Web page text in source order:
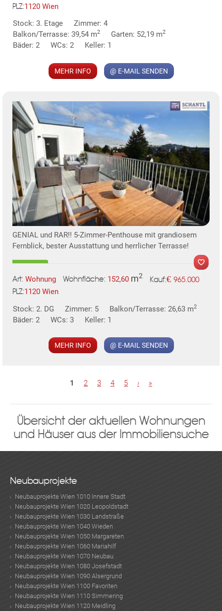
PLZ:1120 Wien
Stock: 3. Etage
Zimmer: 4
Balkon/Terrasse: 39,54 m2 Garten: 52,19 m2
Bäder: 2 WCs: 2 Keller: 1
MEHR INFO @ E-MAIL SENDEN
GENIAL und RAR!! 5-Zimmer-Penthouse mit grandiosem
Fernblick, bester Ausstattung und herrlicher Terrasse!
Art: Wohnung Wohnfläche: 152,60 m2 Kauf:€ 965.000
PLZ:1120 Wien
Stock: 2. DG
Zimmer: 5 Balkon/Terrasse: 26,63 m2
Bäder: 2 WCs: 3 Keller: 1
MEHR INFO @ E-MAIL SENDEN
e
n
1 2 3 4 5 › »
Übersicht der aktuellen Wohnungen
und Häuser aus der Immobiliensuche
Neubauprojekte
Neubauprojekte Wien 1010 Innere Stadt
Neubauprojekte Wien 1020 Leopoldstadt
Neubauprojekte Wien 1030 Landstraße
Neubauprojekte Wien 1040 Wieden
Neubauprojekte Wien 1050 Margareten
Neubauprojekte Wien 1060 Mariahilf
Neubauprojekte Wien 1070 Neubau
Neubauprojekte Wien 1080 Josefstadt
Neubauprojekte Wien 1090 Alsergrund
Neubauprojekte Wien 1100 Favoriten
Neubauprojekte Wien 1110 Simmering
Neubauprojekte Wien 1120 Meidling